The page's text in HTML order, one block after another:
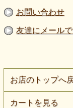
【生地幅】１５０
【販売単位】５０
【生地の厚さ】普
【生地の伸び】ヨ
商品の色はご覧に
ます。
生地の厚さや伸び
ジとしてご利用下
お問い合わせ
友達にメール
お店のトップへ
カートを見る